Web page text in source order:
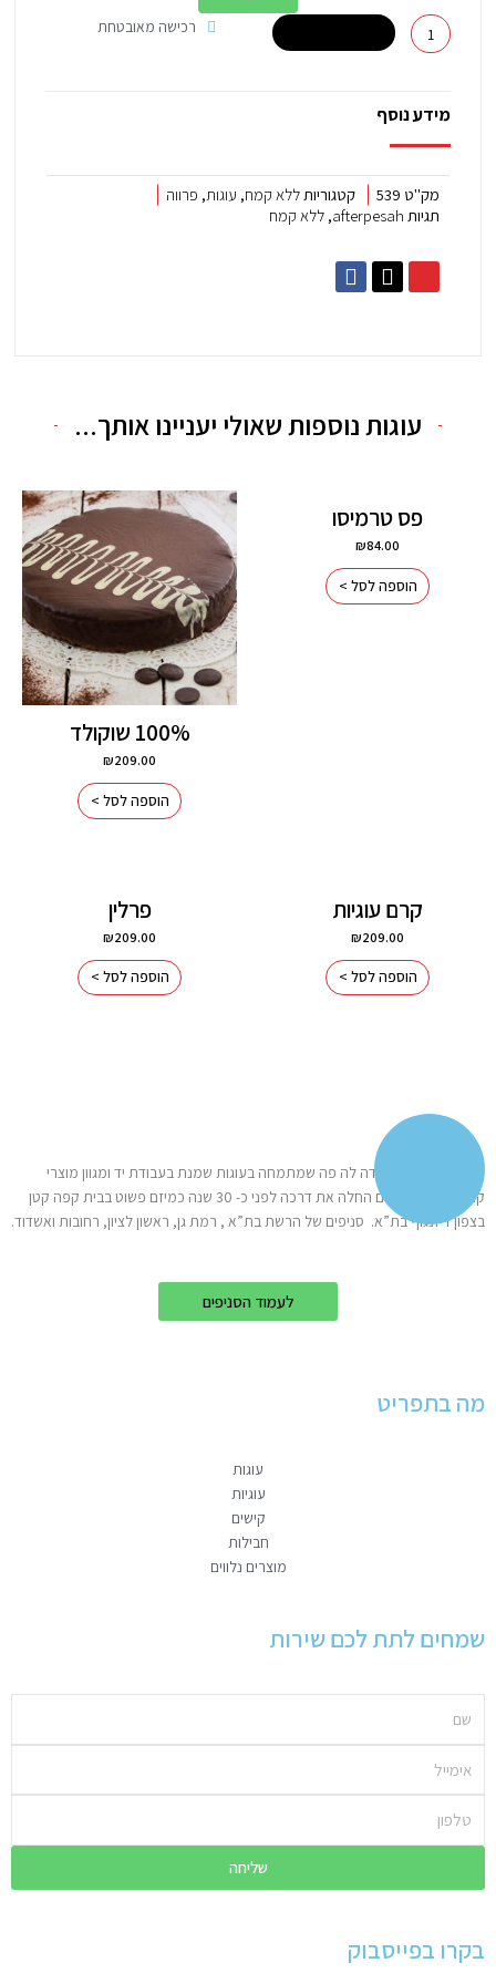
קטנה
רכישה מאובטחת
מידע נוסף
מק"ט 539 קטגוריותללא קמח, עוגות, פרווה
תגיות afterpesah
,ללא קמח
P
h
l
E
n
e
F
a
k
עוגות נוספות שאולי יעניינו אותך...
פס טרמיסו
₪84.00
הוספה לסל >
100% שוקולד
₪209.00
הוספה לסל >
קרם עוגיות
₪209.00
הוספה לסל >
פרלין
₪209.00
הוספה לסל >
רשת הקונדיטוריות דה לה פה שמתמחה בעוגות שמנת בעבודת יד ומגוון מוצרי
קונדיטוריה פרימיום החלה את דרכה לפני כ- 30 שנה כמיזם פשוט בבית קפה קטן
בצפון דיזנגוף בת”א. סניפים של הרשת בת”א , רמת גן, ראשון לציון, רחובות ואשדוד.
לעמוד הסניפים
מה בתפריט
עוגות
עוגיות
קישים
חבילות
מוצרים נלווים
שמחים לתת לכם שירות
שליחה
בקרו בפייסבוק